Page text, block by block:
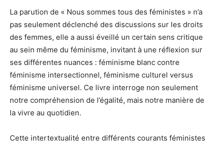
La parution de « Nous sommes tous des féministes » n’a
pas seulement déclenché des discussions sur les droits
des femmes, elle a aussi éveillé un certain sens critique
au sein même du féminisme, invitant à une réflexion sur
ses différentes nuances : féminisme blanc contre
féminisme intersectionnel, féminisme culturel versus
féminisme universel. Ce livre interroge non seulement
notre compréhension de l’égalité, mais notre manière de
la vivre au quotidien.
Cette intertextualité entre différents courants féministes